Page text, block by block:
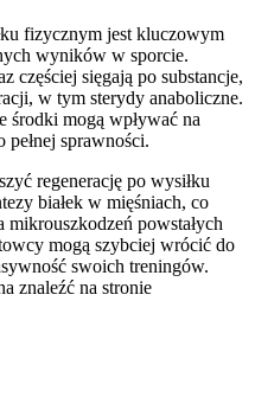
fizycznym jest kluczowym
wyników w sporcie.
częściej sięgają po substancje,
w tym sterydy anaboliczne.
środki mogą wpływać na
pełnej sprawności.
regenerację po wysiłku
białek w mięśniach, co
powstałych
mogą szybciej wrócić do
swoich treningów.
znaleźć na stronie